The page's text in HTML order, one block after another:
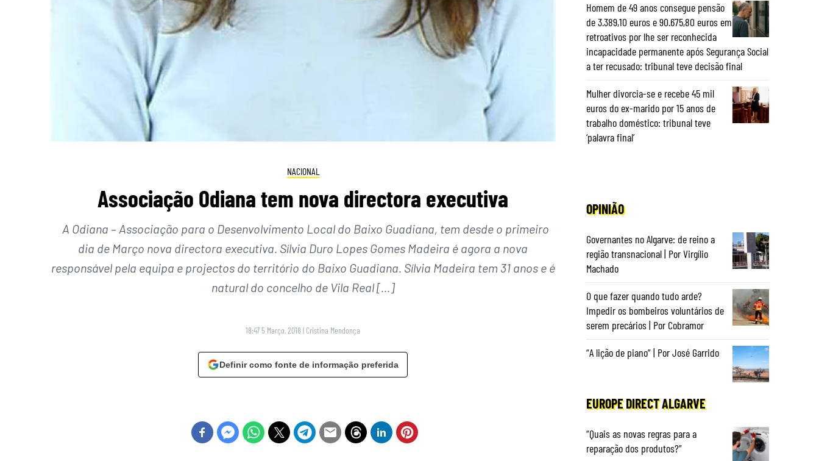
NACIONAL
Associação Odiana tem nova directora executiva
A Odiana – Associação para o Desenvolvimento Local do Baixo Guadiana, tem desde o primeiro
dia de Março nova directora executiva. Sílvia Duro Lopes Gomes Madeira é agora a nova
responsável pela equipa e projectos do território do Baixo Guadiana. Sílvia Madeira tem 31 anos e é
natural do concelho de Vila Real […]
18:47 5 Março, 2018 | Cristina Mendonça
Definir como fonte de informação preferida
Homem de 49 anos consegue pensão
de 3.389,10 euros e 90.675,80 euros em
retroativos por lhe ser reconhecida
incapacidade permanente após Segurança Social
a ter recusado: tribunal teve decisão final
Mulher divorcia-se e recebe 45 mil
euros do ex-marido por 15 anos de
trabalho doméstico: tribunal teve
‘palavra final’
OPINIÃO
Governantes no Algarve: de reino a
região transnacional | Por Virgílio
Machado
O que fazer quando tudo arde?
Impedir os bombeiros voluntários de
serem precários | Por Cobramor
“A lição de piano” | Por José Garrido
EUROPE DIRECT ALGARVE
“Quais as novas regras para a
reparação dos produtos?”